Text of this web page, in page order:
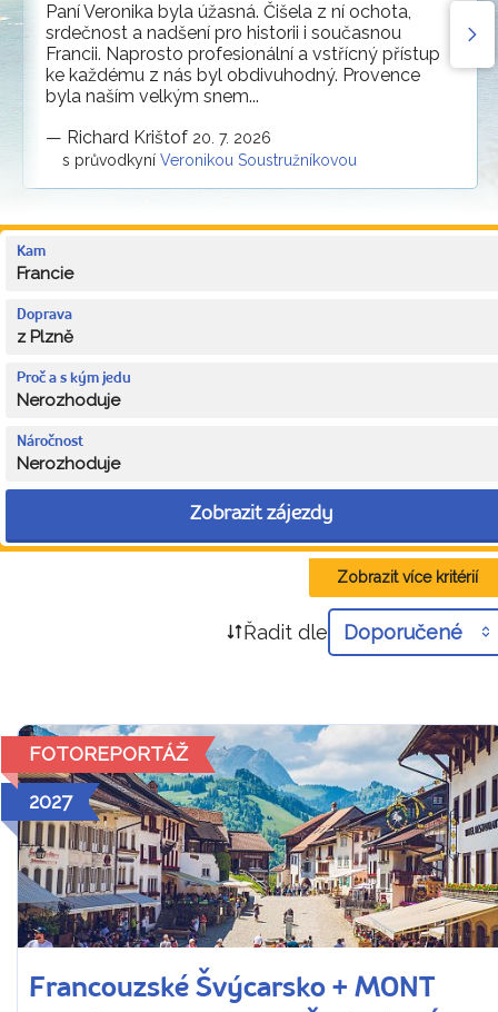
Paní Veronika byla úžasná. Čišela z ní ochota,
srdečnost a nadšení pro historii i současnou
Francii. Naprosto profesionální a vstřícný přístup
ke každému z nás byl obdivuhodný. Provence
byla naším velkým snem...
— Richard Krištof 20. 7. 2026
s průvodkyní Veronikou Soustružníkovou
Kam
Francie
Doprava
z Plzně
Proč a s kým jedu
Nerozhoduje
Náročnost
Nerozhoduje
Zobrazit zájezdy
Zobrazit více kritérií
Řadit dle Doporučené
FOTOREPORTÁŽ
2027
Francouzské Švýcarsko + MONT